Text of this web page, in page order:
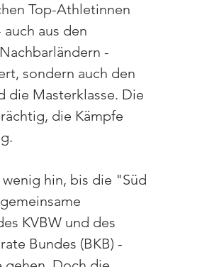
Top-Athletinnen
aus den
-
sondern auch den
die Masterklasse. Die
die Kämpfe
hin, bis die "Süd
KVBW und des
Bundes (BKB) -